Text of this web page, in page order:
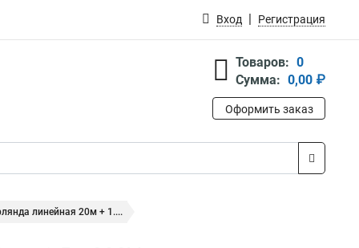
Вход Регистрация
Товаров: 0
Сумма: 0,00 ₽
Оформить заказ
линейная 20м + 1....